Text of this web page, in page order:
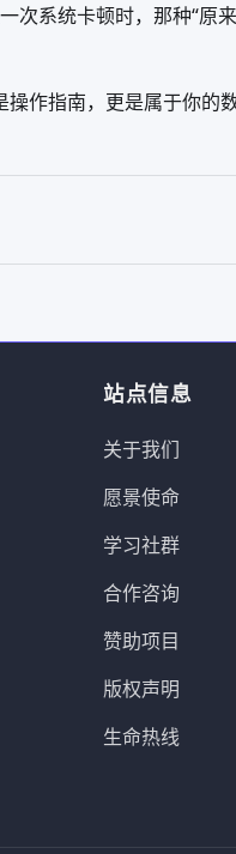
次系统卡顿时，那种“原
作指南，更是属于你的数
站点信息
关于我们
愿景使命
学习社群
合作咨询
赞助项目
版权声明
生命热线